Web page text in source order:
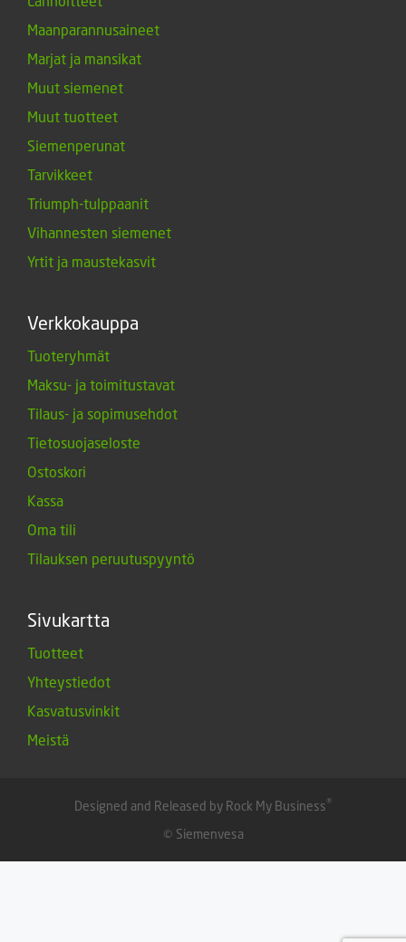
Maanparannusaineet
Marjat ja mansikat
Muut siemenet
Muut tuotteet
Siemenperunat
Tarvikkeet
Triumph-tulppaanit
Vihannesten siemenet
Yrtit ja maustekasvit
Verkkokauppa
Tuoteryhmät
Maksu- ja toimitustavat
Tilaus- ja sopimusehdot
Tietosuojaseloste
Ostoskori
Kassa
Oma tili
Tilauksen peruutuspyyntö
Sivukartta
Tuotteet
Yhteystiedot
Kasvatusvinkit
Meistä
Designed and Released by Rock My Business®
© Siemenvesa